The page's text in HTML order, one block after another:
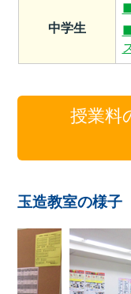
中学生
授業料
玉造教室の様子